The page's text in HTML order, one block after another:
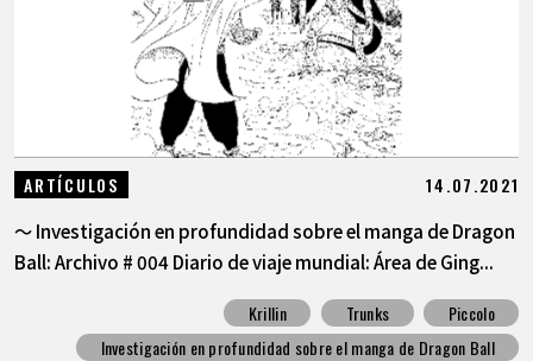
ARTÍCULOS 14.07.2021
〜 Investigación en profundidad sobre el manga de Dragon
Ball: Archivo # 004 Diario de viaje mundial: Área de Ging...
Krillin Trunks
Piccolo
Investigación en profundidad sobre el manga de Dragon Ball